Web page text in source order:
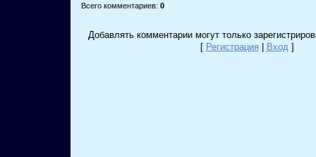
Всего комментариев: 0
Добавлять комментарии могут только
[ Регистрация | Вход ]